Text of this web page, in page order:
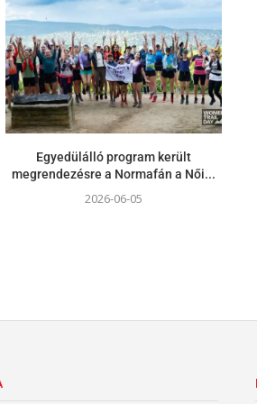
Egyedülálló program került
megrendezésre a Normafán a Női...
2026-06-05